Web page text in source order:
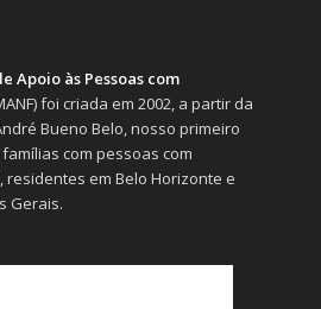
Apoio às Pessoas com
foi criada em 2002, a partir da
Bueno Belo, nosso primeiro
com pessoas com
residentes em Belo Horizonte e
Gerais.